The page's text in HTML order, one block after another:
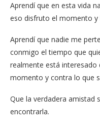
Aprendí que en esta vida
eso disfruto el momento y
Aprendí que nadie me
conmigo el tiempo que
realmente está interesado
momento y contra lo que
Que la verdadera amistad
encontrarla.